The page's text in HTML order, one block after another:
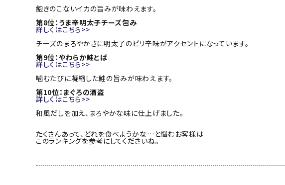
飽きのこないイカの旨みが味わえます。
第8位：うま辛明太子チーズ包み
詳しくはこちら>>
チーズのまろやかさに明太子のピリ辛味がアクセントになっています。
第9位：やわらか鮭とば
詳しくはこちら>>
噛むたびに凝縮した鮭の旨みが味わえます。
第10位：まぐろの酒盗
詳しくはこちら>>
和風だしを加え、まろやかな味に仕上げました。
たくさんあって、どれを食べようかな…と悩むお客様は
このランキングを参考にしてくださいね。